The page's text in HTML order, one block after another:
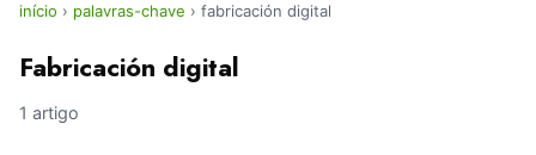
início › palavras-chave › fabricación digital
Fabricación digital
1 artigo